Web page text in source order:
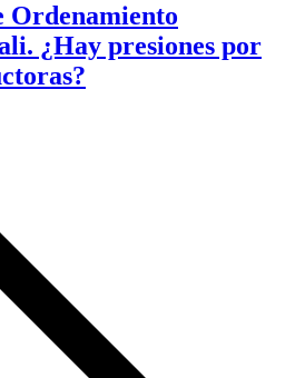
Ordenamiento
¿Hay presiones por